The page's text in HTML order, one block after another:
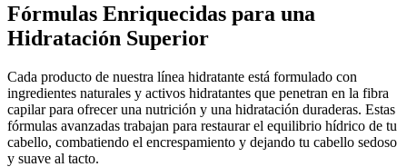
Fórmulas Enriquecidas para una
Hidratación Superior
Cada producto de nuestra línea hidratante está formulado con
ingredientes naturales y activos hidratantes que penetran en la fibra
capilar para ofrecer una nutrición y una hidratación duraderas. Estas
fórmulas avanzadas trabajan para restaurar el equilibrio hídrico de tu
cabello, combatiendo el encrespamiento y dejando tu cabello sedoso
y suave al tacto.